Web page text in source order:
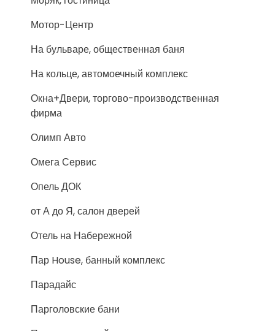
Мотор-Центр
На бульваре, общественная баня
На кольце, автомоечный комплекс
Окна+Двери, торгово-производственная
фирма
Олимп Авто
Омега Сервис
Опель ДОК
от А до Я, салон дверей
Отель на Набережной
Пар House, банный комплекс
Парадайс
Парголовские бани